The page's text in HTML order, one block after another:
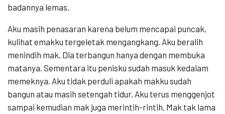
badannya lemas.
Aku masih penasaran karena belum mencapai puncak,
kulihat emakku tergeletak mengangkang. Aku beralih
menindih mak. Dia terbangun hanya dengan membuka
matanya. Sementara itu penisku sudah masuk kedalam
memeknya. Aku tidak perduli apakah makku sudah
bangun atau masih setengah tidur. Aku terus menggenjot
sampai kemudian mak juga merintih-rintih. Mak tak lama